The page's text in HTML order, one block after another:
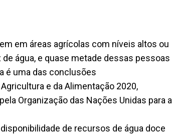
em áreas agrícolas com níveis altos ou
água, e quase metade dessas pessoas
é uma das conclusões
e da Alimentação 2020,
Organização das Nações Unidas para a
de recursos de água doce